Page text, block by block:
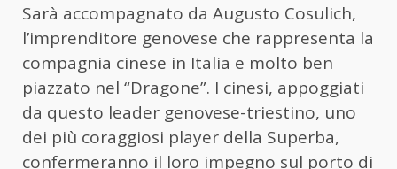
Sarà accompagnato da Augusto Cosulich,
l’imprenditore genovese che rappresenta la
compagnia cinese in Italia e molto ben
piazzato nel “Dragone”. I cinesi, appoggiati
da questo leader genovese-triestino, uno
dei più coraggiosi player della Superba,
confermeranno il loro impegno sul porto di